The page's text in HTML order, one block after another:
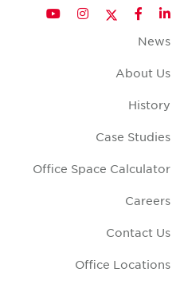
LinkedIn
Facebook
Twitter
Instagram
YouTube
News
About Us
History
Case Studies
Office Space Calculator
Careers
Contact Us
Office Locations